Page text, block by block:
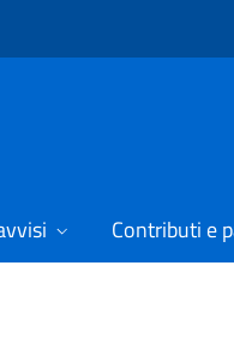
Contributi e